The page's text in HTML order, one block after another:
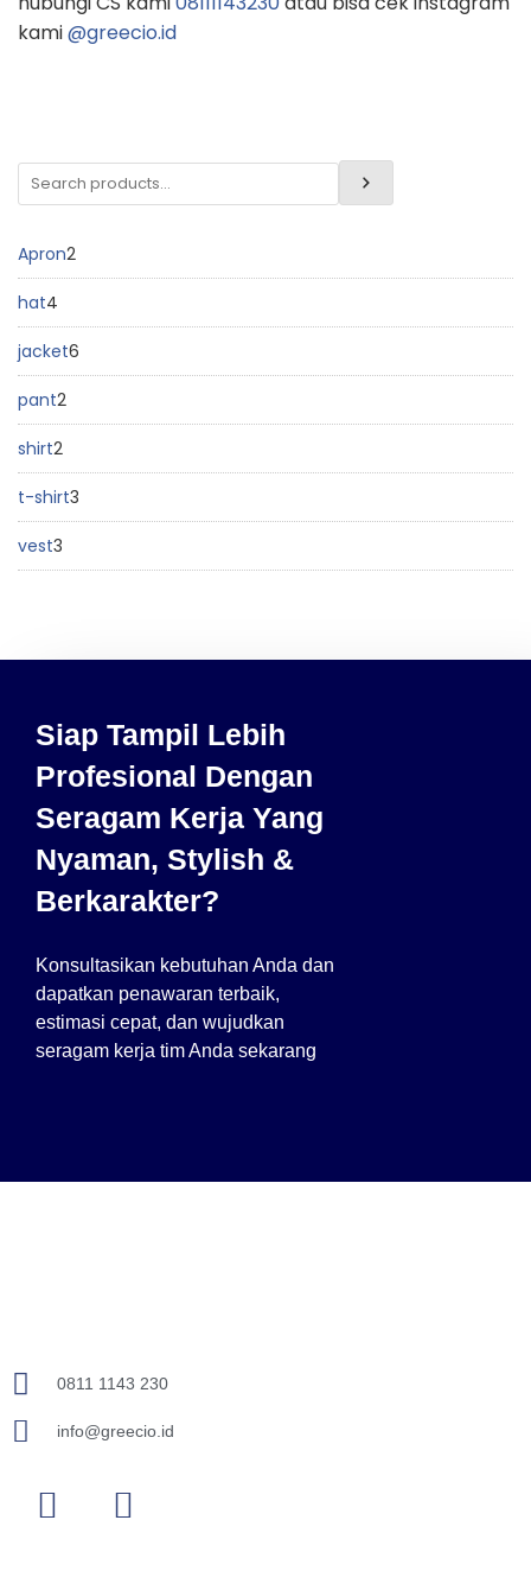
kami@greecio.id
Apron2
hat4
jacket6
pant2
shirt2
t-shirt3
vest3
Siap Tampil Lebih
Profesional Dengan
Seragam Kerja Yang
Nyaman, Stylish &
Berkarakter?
Konsultasikan kebutuhan Anda dan
dapatkan penawaran terbaik,
estimasi cepat, dan wujudkan
seragam kerja tim Anda sekarang
0811 1143 230
info@greecio.id